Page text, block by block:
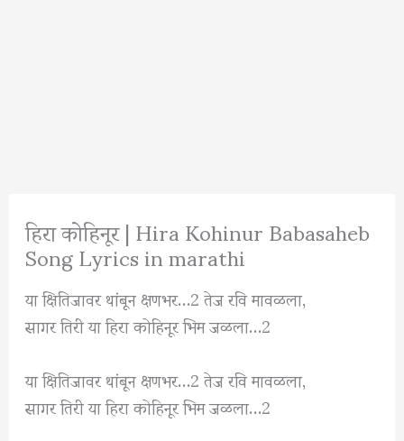
हिरा कोहिनूर | Hira Kohinur Babasaheb
Song Lyrics in marathi
या क्षितिजावर थांबून क्षणभर…2 तेज रवि मावळला,
सागर तिरी या हिरा कोहिनूर भिम जळला…2
या क्षितिजावर थांबून क्षणभर…2 तेज रवि मावळला,
सागर तिरी या हिरा कोहिनूर भिम जळला…2